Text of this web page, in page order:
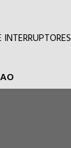
INTERRUPTORES